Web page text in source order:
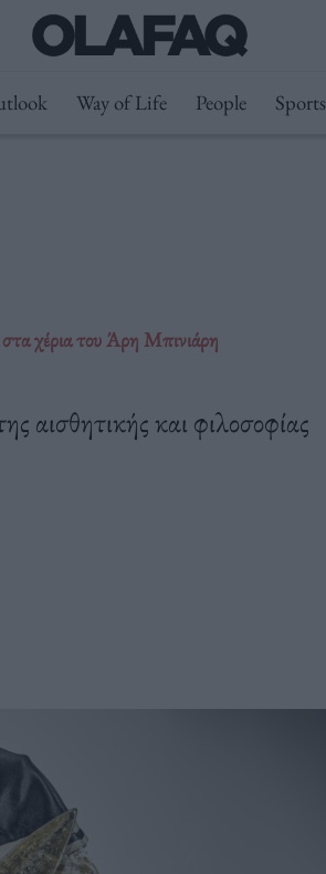
Way of Life People Sports
χέρια του Άρη Μπινιάρη
αισθητικής και φιλοσοφίας